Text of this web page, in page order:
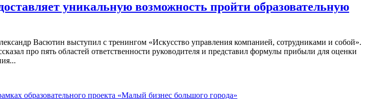
уникальную возможность пройти образовательную
Васютин выступил с тренингом «Искусство управления компанией, сотрудниками и собой».
про пять областей ответственности руководителя и представил формулы прибыли для оценки